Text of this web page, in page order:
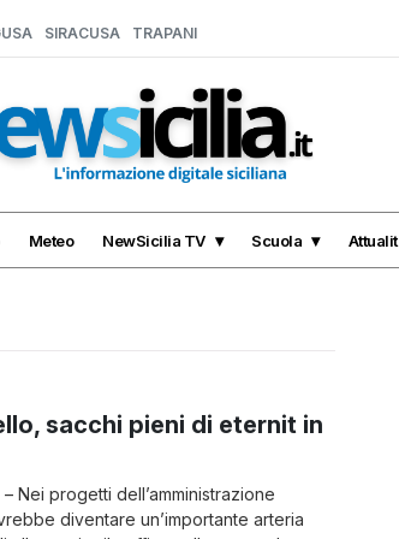
SIRACUSA TRAPANI
Meteo NewSicilia TV Scuola
sacchi pieni di eternit in
– Nei progetti dell’amministrazione
diventare un’importante arteria